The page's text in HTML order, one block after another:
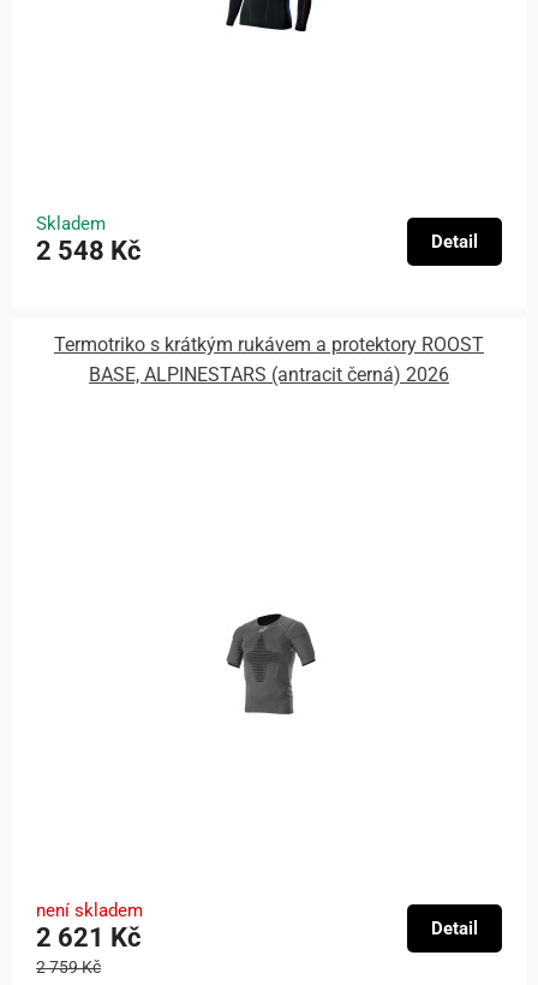
Skladem
2 548 Kč Detail
Termotriko s krátkým rukávem a protektory ROOST
BASE, ALPINESTARS (antracit černá) 2026
není skladem
2 621 Kč
2 759 Kč
Detail